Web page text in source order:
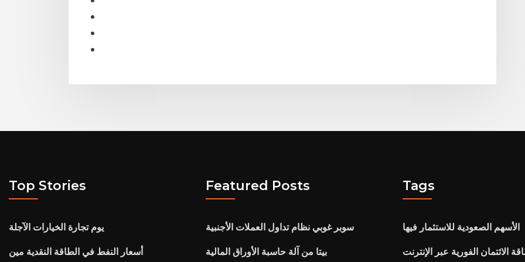
Top Stories
يوم تجارة الخيارات الآجلة
أسعار النفط في الطاقة النقدية مين
Featured Posts
سوبر غوبي نظام تداول العملات الأجنبية
بيتا من آلة حاسبة الأوراق المالية
Tags
الأسهم الصعودية للاستثمار فيها
الائتمان الفورية عبر الإنترنت